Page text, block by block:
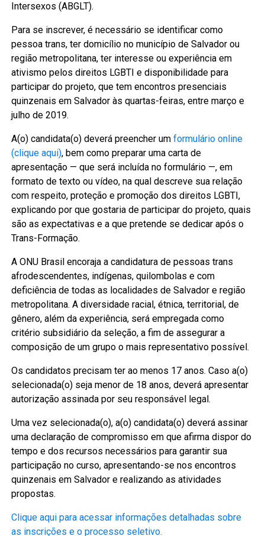
Intersexos (ABGLT).
Para se inscrever, é necessário se identificar como
pessoa trans, ter domicílio no município de Salvador ou
região metropolitana, ter interesse ou experiência em
ativismo pelos direitos LGBTI e disponibilidade para
participar do projeto, que tem encontros presenciais
quinzenais em Salvador às quartas-feiras, entre março e
julho de 2019.
A(o) candidata(o) deverá preencher umformulário online
(clique aqui), bem como preparar uma carta de
apresentação — que será incluída no formulário —, em
formato de texto ou vídeo, na qual descreve sua relação
com respeito, proteção e promoção dos direitos LGBTI,
explicando por que gostaria de participar do projeto, quais
são as expectativas e a que pretende se dedicar após o
Trans-Formação.
A ONU Brasil encoraja a candidatura de pessoas trans
afrodescendentes, indígenas, quilombolas e com
deficiência de todas as localidades de Salvador e região
metropolitana. A diversidade racial, étnica, territorial, de
gênero, além da experiência, será empregada como
critério subsidiário da seleção, a fim de assegurar a
composição de um grupo o mais representativo possível.
Os candidatos precisam ter ao menos 17 anos. Caso a(o)
selecionada(o) seja menor de 18 anos, deverá apresentar
autorização assinada por seu responsável legal.
Uma vez selecionada(o), a(o) candidata(o) deverá assinar
uma declaração de compromisso em que afirma dispor do
tempo e dos recursos necessários para garantir sua
participação no curso, apresentando-se nos encontros
quinzenais em Salvador e realizando as atividades
propostas.
Clique aqui para acessar informações detalhadas sobre
as inscrições e o processo seletivo.